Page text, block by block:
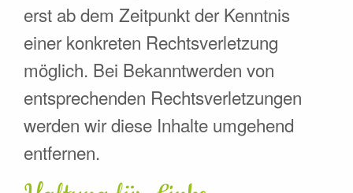
erst ab dem Zeitpunkt der Kenntnis
einer konkreten Rechtsverletzung
möglich. Bei Bekanntwerden von
entsprechenden Rechtsverletzungen
werden wir diese Inhalte umgehend
entfernen.